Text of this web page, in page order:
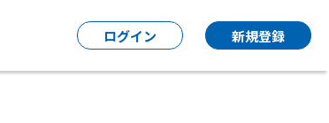
ログイン 新規登録